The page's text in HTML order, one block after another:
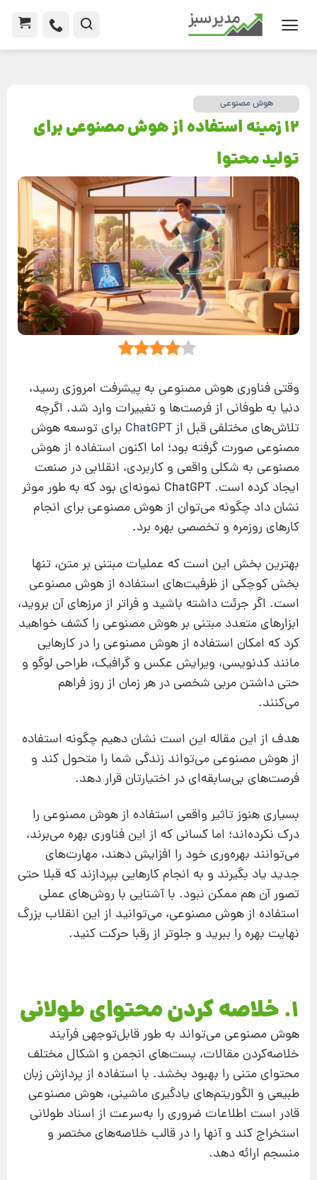
هوش مصنوعی
۱۲ زمینه استفاده از هوش مصنوعی برای
تولید محتوا
وقتی فناوری هوش مصنوعی به پیشرفت امروزی رسید،
دنیا به طوفانی از فرصت‌ها و تغییرات وارد شد. اگرچه
تلاش‌های مختلفی قبل ازChatGPT برای توسعه هوش
مصنوعی صورت گرفته بود؛ اما اکنون استفاده از هوش
مصنوعی به شکلی واقعی و کاربردی، انقلابی در صنعت
ایجاد کرده است. ChatGPT نمونه‌ای بود که به طور موثر
نشان داد چگونه می‌توان از هوش مصنوعی برای انجام
کارهای روزمره و تخصصی بهره برد.
بهترین بخش این است که عملیات مبتنی بر متن، تنها
بخش کوچکی از ظرفیت‌های استفاده از هوش مصنوعی
است. اگر جرئت داشته باشید و فراتر از مرزهای آن بروید،
ابزارهای متعدد مبتنی بر هوش مصنوعی را کشف خواهید
کرد که امکان استفاده از هوش مصنوعی را در کارهایی
مانند کدنویسی، ویرایش عکس و گرافیک، طراحی لوگو و
حتی داشتن مربی شخصی در هر زمان از روز فراهم
می‌کنند.
هدف از این مقاله این است نشان دهیم چگونه استفاده
از هوش مصنوعی می‌تواند زندگی شما را متحول کند و
فرصت‌های بی‌سابقه‌ای در اختیارتان قرار دهد.
بسیاری هنوز تاثیر واقعی استفاده از هوش مصنوعی را
درک نکرده‌اند؛ اما کسانی که از این فناوری بهره می‌برند،
می‌توانند بهره‌وری خود را افزایش دهند، مهارت‌های
جدید یاد بگیرند و به انجام کارهایی بپردازند که قبلا حتی
تصور آن هم ممکن نبود. با آشنایی با روش‌های عملی
استفاده از هوش مصنوعی، می‌توانید از این انقلاب بزرگ
نهایت بهره را ببرید و جلوتر از رقبا حرکت کنید.
1. خلاصه کردن محتوای طولانی
هوش مصنوعی می‌تواند به طور قابل‌توجهی فرآیند
خلاصه‌کردن مقالات، پست‌های انجمن و اشکال مختلف
محتوای متنی را بهبود بخشد. با استفاده از پردازش زبان
طبیعی و الگوریتم‌های یادگیری ماشینی، هوش مصنوعی
قادر است اطلاعات ضروری را به‌سرعت از اسناد طولانی
استخراج کند و آنها را در قالب خلاصه‌های مختصر و
منسجم ارائه دهد.